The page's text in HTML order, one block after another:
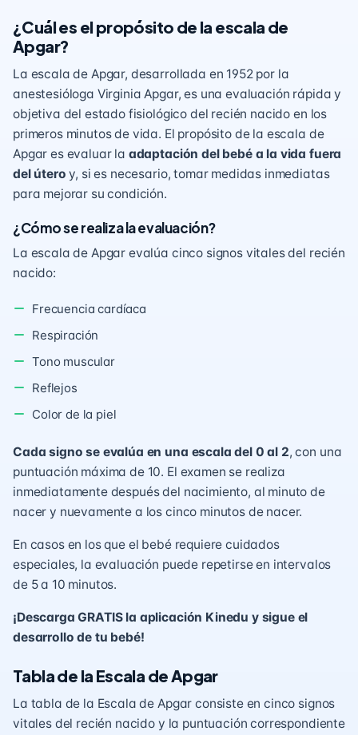
¿Cuál es el propósito de la escala de
Apgar?
La escala de Apgar, desarrollada en 1952 por la
anestesióloga Virginia Apgar, es una evaluación rápida y
objetiva del estado fisiológico del recién nacido en los
primeros minutos de vida. El propósito de la escala de
Apgar es evaluar la adaptación del bebé a la vida fuera
del útero y, si es necesario, tomar medidas inmediatas
para mejorar su condición.
¿Cómo se realiza la evaluación?
La escala de Apgar evalúa cinco signos vitales del recién
nacido:
Frecuencia cardíaca
Respiración
Tono muscular
Reflejos
Color de la piel
Cada signo se evalúa en una escala del 0 al 2, con una
puntuación máxima de 10. El examen se realiza
inmediatamente después del nacimiento, al minuto de
nacer y nuevamente a los cinco minutos de nacer.
En casos en los que el bebé requiere cuidados
especiales, la evaluación puede repetirse en intervalos
de 5 a 10 minutos.
¡Descarga GRATIS la aplicación Kinedu y sigue el
desarrollo de tu bebé!
Tabla de la Escala de Apgar
La tabla de la Escala de Apgar consiste en cinco signos
vitales del recién nacido y la puntuación correspondiente